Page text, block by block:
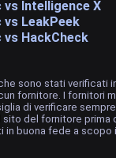
vs Intelligence X
vs LeakPeek
vs HackCheck
sono stati verificati
fornitore. I fornitori
di verificare
del fornitore prima
in buona fede a scopo